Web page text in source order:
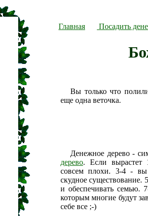
Главная Посадить
Вы только что
еще одна веточка.
Денежное дерево -
дерево. Если вырастет
совсем плохи. 3-4 - вы
скудное существование.
и обеспечивать семью.
которым многие будут
себе все ;-)